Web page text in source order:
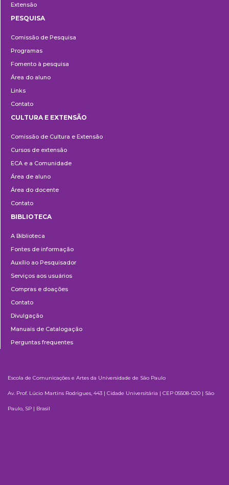
Extensão
PESQUISA
Comissão de Pesquisa
Programas
Fomento à pesquisa
Área do aluno
Links
Contato
e
Extensão
CULTURA E EXTENSÃO
Comissão de Cultura e Extensão
Cursos de extensão
ECA e a Comunidade
Área de aluno
Área do docente
Contato
BIBLIOTECA
A Biblioteca
Fontes de informação
Auxílio ao Pesquisador
Serviços aos usuários
Compras e doações
Contato
Divulgação
Manuais de Catalogação
Perguntas frequentes
Escola de Comunicações e Artes da Universidade de São Paulo
Av. Prof. Lúcio Martins Rodrigues, 443 | Cidade Universitária | CEP 05508-020 | São
Paulo, SP | Brasil